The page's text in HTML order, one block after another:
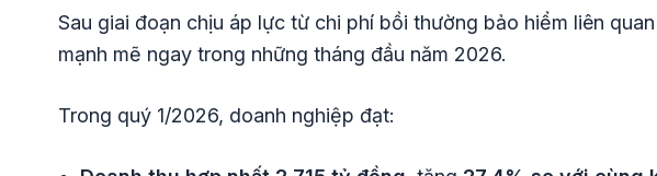
Sau giai đoạn chịu áp lực từ chi phí bồi thường bảo hiểm liên
mạnh mẽ ngay trong những tháng đầu năm 2026.
Trong quý 1/2026, doanh nghiệp đạt: